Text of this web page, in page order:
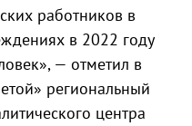
работников в
в 2022 году
— отметил в
региональный
центра